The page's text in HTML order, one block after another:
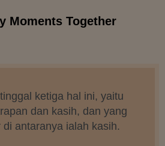
Moments Together
ketiga hal ini, yaitu
dan kasih, dan yang
di antaranya ialah kasih.